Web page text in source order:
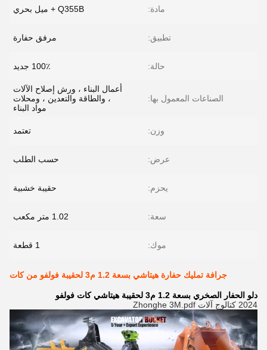
مادة: Q355B + ميل بحري
تطبيق: مرفق حفارة
حالة: 100٪ جديد
الصناعات المعمول بها:
أعمال البناء ، ورش إصلاح الآلات
، والطاقة والتعدين ، ومحلات
مواد البناء
وزن: تعتمد
عرض: حسب الطلب
يحزم: حقيبة خشبية
سعة: 1.02 متر مكعب
موك: 1 قطعة
جرافة تمليك حفارة هيتاشي بسعة 1.2 م3 لحقيبة فولفو من كات
دلو الحفار الصخري بسعة 1.2 م3 لحقيبة هيتاشي كات فولفو
2024 كتالوج آلات Zhonghe 3M.pdf